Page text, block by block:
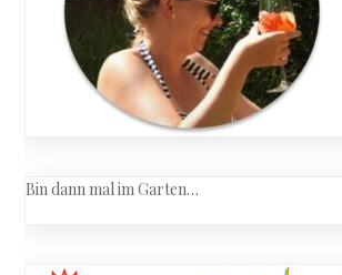
Bin dann mal im Garten…